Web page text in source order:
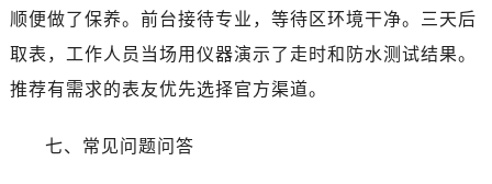
台州市椒江区东海大道1800号腾达中心东1幢20楼2002室帝舵售后服务中心（需提前预约）
节假日正常营业！
顺便做了保养。前台接待专业，等待区环境干净。三天后
取表，工作人员当场用仪器演示了走时和防水测试结果。
推荐有需求的表友优先选择官方渠道。
七、常见问题问答